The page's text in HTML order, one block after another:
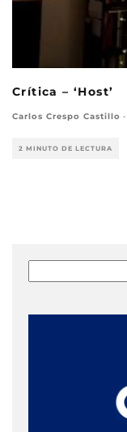
Crítica – ‘Host’
Carlos Crespo Castillo ·
2 MINUTO DE LECTURA